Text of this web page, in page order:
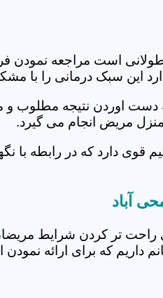
است مراجعه
این سبک درمانی را با
اوردن نتیجه مطلوب و
مریض انجام می گیرد.
قوی دارد که در رابطه با
آباد
راحت تر کردن شرایط
داریم که برای ارائه